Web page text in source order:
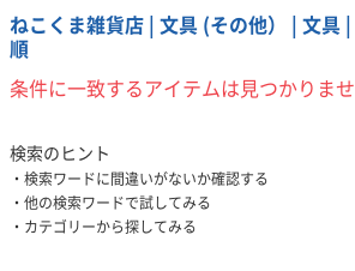
ねこくま雑貨店 | 文具 (その他） | 文具
順
条件に一致するアイテムは見つかりませ
検索のヒント
検索ワードに間違いがないか確認する
他の検索ワードで試してみる
カテゴリーから探してみる